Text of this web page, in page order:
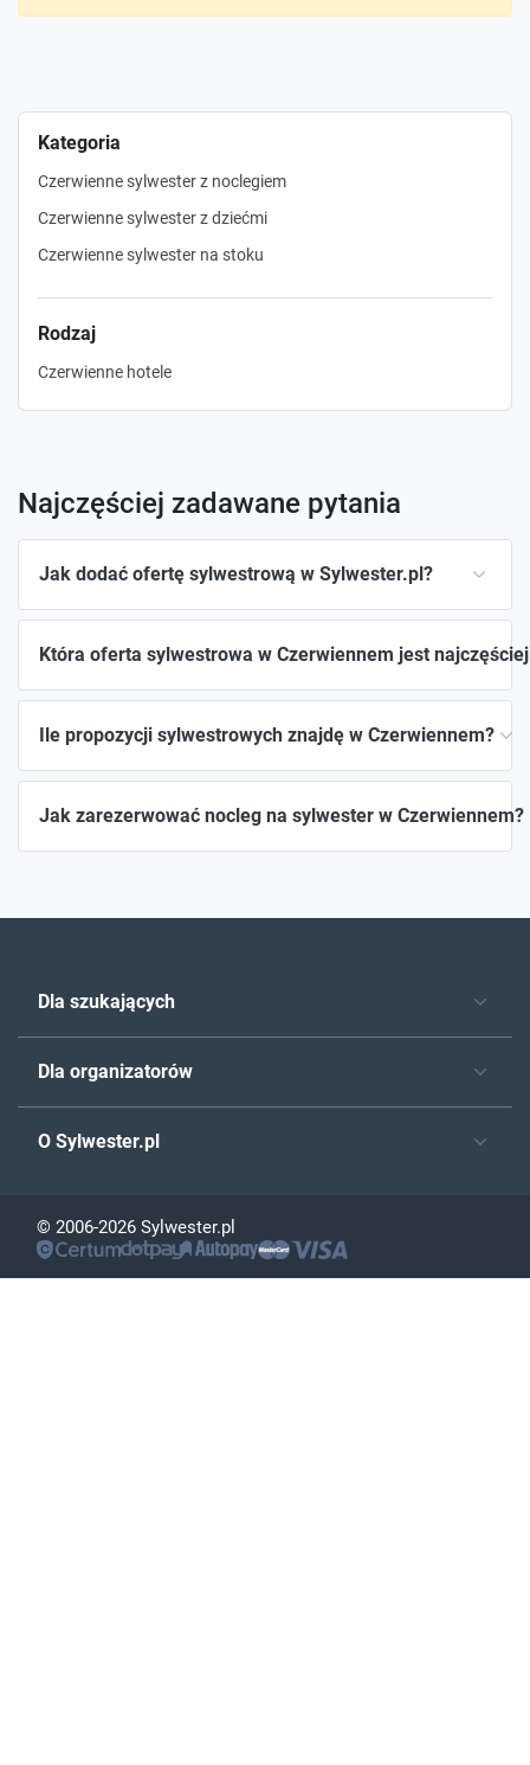
Kategoria
Czerwienne sylwester z noclegiem
Czerwienne sylwester z dziećmi
Czerwienne sylwester na stoku
Rodzaj
Czerwienne hotele
Najczęściej zadawane pytania
Jak dodać ofertę sylwestrową w Sylwester.pl?
Która oferta sylwestrowa w Czerwiennem jest
Ile propozycji sylwestrowych znajdę w Czerwiennem?
Jak zarezerwować nocleg na sylwester w Czerwiennem?
Dla szukających
Dla organizatorów
O Sylwester.pl
© 2006-2026 Sylwester.pl